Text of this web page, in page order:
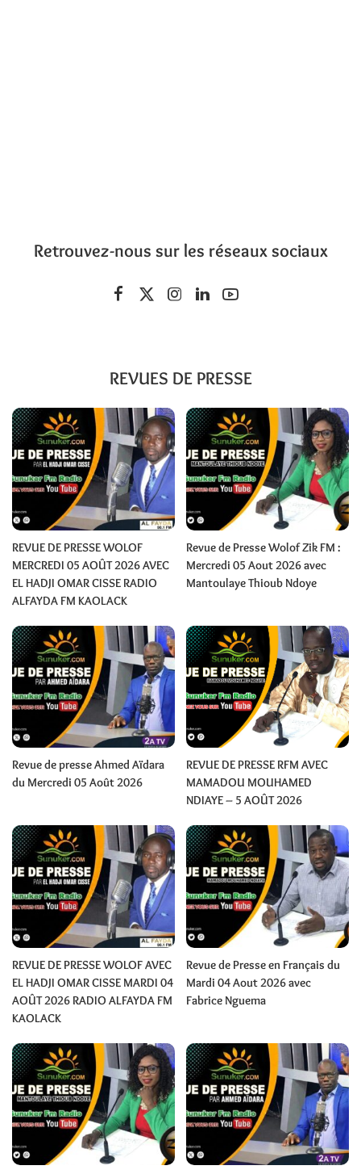
Retrouvez-nous sur les réseaux sociaux
REVUES DE PRESSE
REVUE DE PRESSE WOLOF
MERCREDI 05 AOÛT 2026 AVEC
EL HADJI OMAR CISSE RADIO
ALFAYDA FM KAOLACK
Revue de Presse Wolof Zik FM :
Mercredi 05 Aout 2026 avec
Mantoulaye Thioub Ndoye
Revue de presse Ahmed Aïdara
du Mercredi 05 Août 2026
REVUE DE PRESSE RFM AVEC
MAMADOU MOUHAMED
NDIAYE – 5 AOÛT 2026
REVUE DE PRESSE WOLOF AVEC
EL HADJI OMAR CISSE MARDI 04
AOÛT 2026 RADIO ALFAYDA FM
KAOLACK
Revue de Presse en Français du
Mardi 04 Aout 2026 avec
Fabrice Nguema